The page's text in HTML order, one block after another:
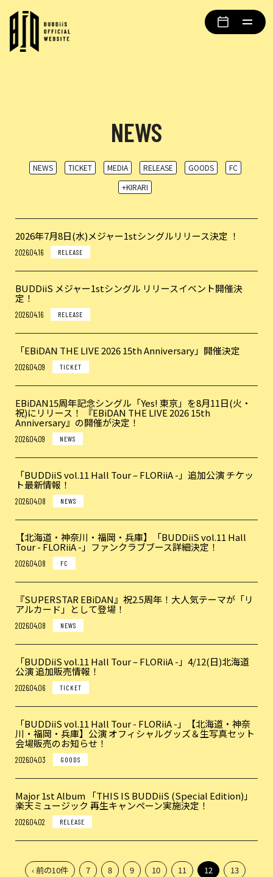
NEWS
NEWS TICKET MEDIA RELEASE GOODS
FC
+KIRARI
2026年7月8日(水)メジャー1stシングルリリース決定 ！
2026.04.16 RELEASE
BUDDiiS メジャー1stシングル リリースイベント開催決
定！
2026.04.16 RELEASE
「EBiDAN THE LIVE 2026 15th Anniversary」開催決定
2026.04.09 TICKET
EBiDAN15周年記念シングル「Yes! 東京」を8月11日(火・
祝)にリリース！ 『EBiDAN THE LIVE 2026 15th
Anniversary』の開催が決定！
2026.04.09 NEWS
「BUDDiiS vol.11 Hall Tour – FLORiiA -」追加公演 チケッ
ト最新情報！
2026.04.08 NEWS
【北海道・神奈川・福岡・兵庫】「BUDDiiS vol.11 Hall
Tour - FLORiiA -」ファンクラブブース詳細決定！
2026.04.08 FC
『SUPERSTAR EBiDAN』祝2.5周年！大人気テーマが「リ
アルカード」として登場！
2026.04.08 NEWS
「BUDDiiS vol.11 Hall Tour – FLORiiA -」4/12(日)北海道
公演 追加販売情報！
2026.04.06 TICKET
「BUDDiiS vol.11 Hall Tour - FLORiiA -」【北海道・神奈
川・福岡・兵庫】公演 オフィシャルグッズ＆生写真セット
会場販売のお知らせ！
2026.04.03 GOODS
Major 1st Album 「THIS IS BUDDiiS (Special Edition)」
楽天ミュージック 再生キャンペーン実施決定！
2026.04.02 RELEASE
‹ 前の10件 7 8 9 10 11 12
13